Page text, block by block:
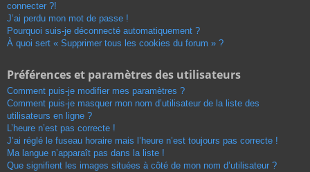
connecter ?!
J’ai perdu mon mot de passe !
Pourquoi suis-je déconnecté automatiquement ?
À quoi sert « Supprimer tous les cookies du forum » ?
Préférences et paramètres des utilisateurs
Comment puis-je modifier mes paramètres ?
Comment puis-je masquer mon nom d’utilisateur de la liste des
utilisateurs en ligne ?
L’heure n’est pas correcte !
J’ai réglé le fuseau horaire mais l’heure n’est toujours pas correcte !
Ma langue n’apparaît pas dans la liste !
Que signifient les images situées à côté de mon nom d’utilisateur ?